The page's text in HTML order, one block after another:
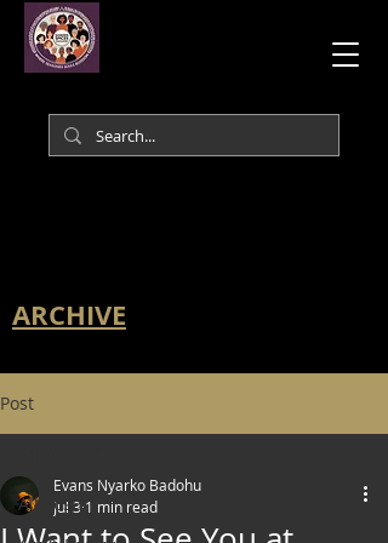
ARCHIVE
Post
All Posts
Evans Nyarko Badohu
Jul 3 1 min read